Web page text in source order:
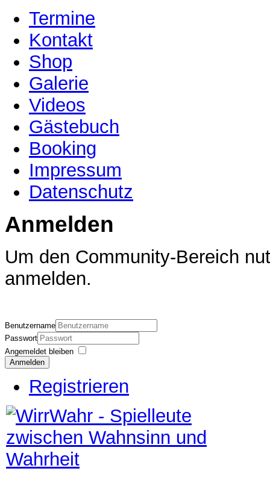
Termine
Kontakt
Shop
Galerie
Videos
Gästebuch
Booking
Impressum
Datenschutz
Anmelden
Um den Community-Bereich
anmelden.
Benutzername
Passwort
Angemeldet bleiben
Anmelden
Registrieren